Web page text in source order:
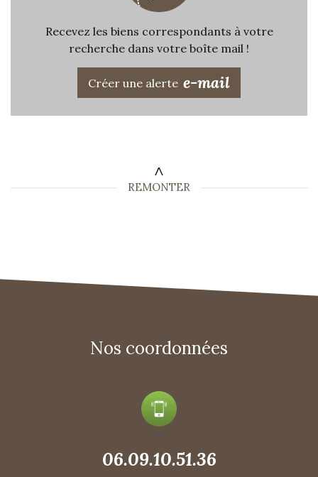
Recevez les biens correspondants à votre
recherche dans votre boîte mail !
Créer une alerte e-mail
REMONTER
Nos coordonnées
06.09.10.51.36